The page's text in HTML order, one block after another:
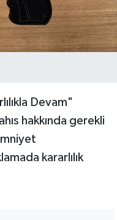
Devam"
hakkında gerekli
kararlılık